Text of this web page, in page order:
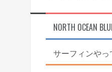
近況
NORTH OCEAN
サーフィンや